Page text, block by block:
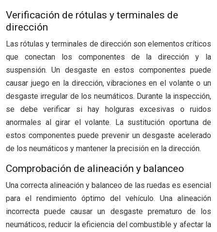
Verificación de rótulas y terminales de
dirección
Las rótulas y terminales de dirección son elementos críticos
que conectan los componentes de la dirección y la
suspensión. Un desgaste en estos componentes puede
causar juego en la dirección, vibraciones en el volante o un
desgaste irregular de los neumáticos. Durante la inspección,
se debe verificar si hay holguras excesivas o ruidos
anormales al girar el volante. La sustitución oportuna de
estos componentes puede prevenir un desgaste acelerado
de los neumáticos y mantener la precisión en la dirección.
Comprobación de alineación y balanceo
Una correcta alineación y balanceo de las ruedas es esencial
para el rendimiento óptimo del vehículo. Una alineación
incorrecta puede causar un desgaste prematuro de los
neumáticos, reducir la eficiencia del combustible y afectar la